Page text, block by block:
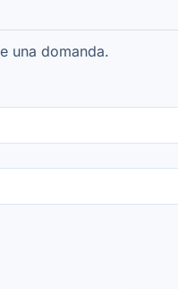
una domanda.